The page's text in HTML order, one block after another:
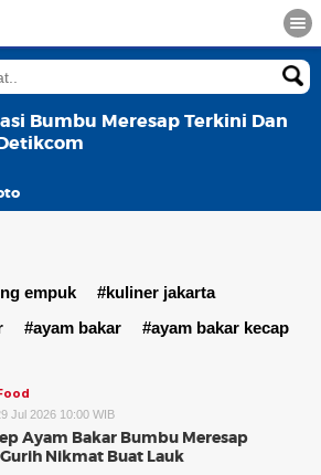
Bumbu Meresap Terkini Dan
empuk
#kuliner jakarta
#ayam bakar #ayam bakar kecap
Jul 2026 10:00 WIB
Ayam Bakar Bumbu Meresap
Nikmat Buat Lauk